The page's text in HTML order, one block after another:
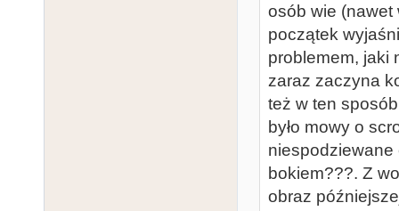
osób wie (nawet
początek
problemem, jaki
zaraz zaczyna
też w ten
było mowy o
niespodziewane
bokiem???. Z
obraz